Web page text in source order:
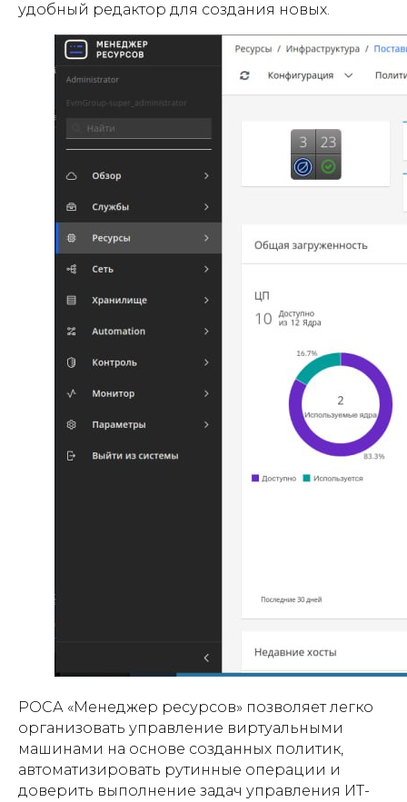
удобный редактор для создания новых.
РОСА «Менеджер ресурсов» позволяет легко
организовать управление виртуальными
машинами на основе созданных политик,
автоматизировать рутинные операции и
доверить выполнение задач управления ИТ-